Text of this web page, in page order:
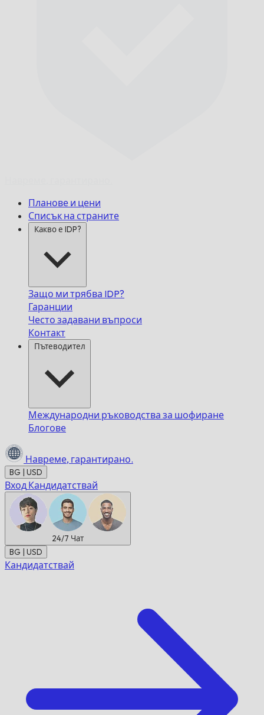
Планове и цени
Списък на страните
Какво е IDP?
Защо ми трябва IDP?
Гаранции
Често задавани въпроси
Контакт
Пътеводител
Международни ръководства за шофиране
Блогове
Навреме, гарантирано.
BG | USD
Вход Кандидатствай
24/7 Чат
BG | USD
Кандидатствай